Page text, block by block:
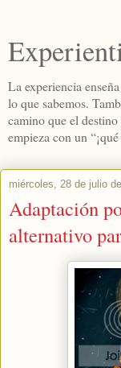
La experiencia
lo que sabemos.
camino que el
empieza con un
miércoles, 28 de julio
Adaptación
alternativo